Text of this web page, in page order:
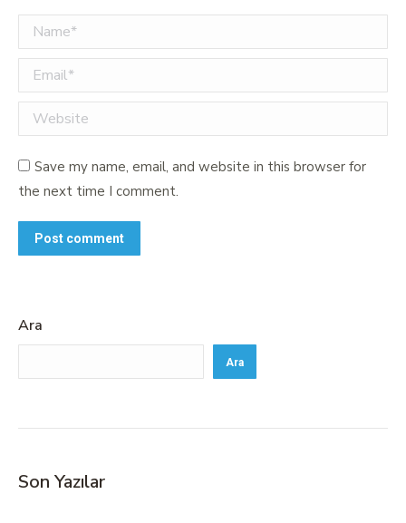
Name *
Email *
Website
Save my name, email, and website in this browser for
the next time I comment.
Post comment
Ara
Ara
Son Yazılar